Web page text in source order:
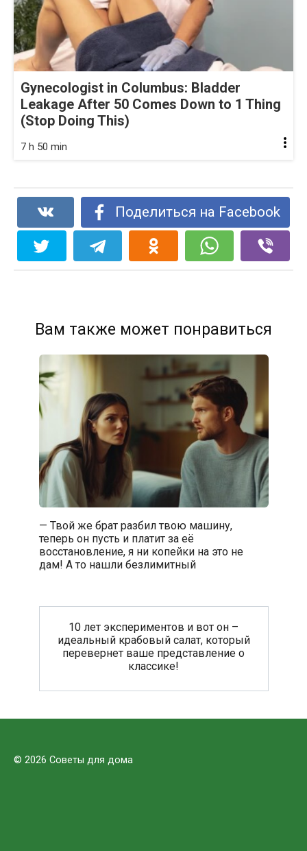
Gynecologist in Columbus: Bladder
Leakage After 50 Comes Down to 1 Thing
(Stop Doing This)
7 h 50 min
Поделиться на Facebook
Вам также может понравиться
— Твой же брат разбил твою машину,
теперь он пусть и платит за её
восстановление, я ни копейки на это не
дам! А то нашли безлимитный
10 лет экспериментов и вот он –
идеальный крабовый салат, который
перевернет ваше представление о
классике!
© 2026 Советы для дома